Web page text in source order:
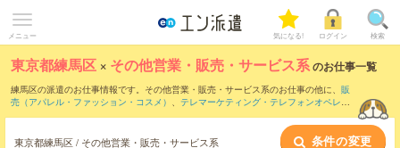
メニュー 気になる! ログイン 検索
東京都練馬区 × その他営業・販売・サービス系のお仕事一覧
練馬区の派遣のお仕事情報です。その他営業・販売・サービス系のお仕事の他に、 販
売（アパレル・ファッション・コスメ） 、 テレマーケティング・テレフォンオペレー
などのこだわり条件で絞り込ん
でいただけます。
東京都練馬区 / その他営業・販売・サービス系 条件の変更